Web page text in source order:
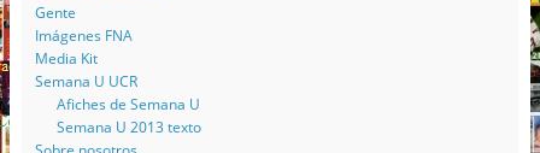
Gente
Imágenes FNA
Media Kit
Semana U UCR
Afiches de Semana U
Semana U 2013 texto